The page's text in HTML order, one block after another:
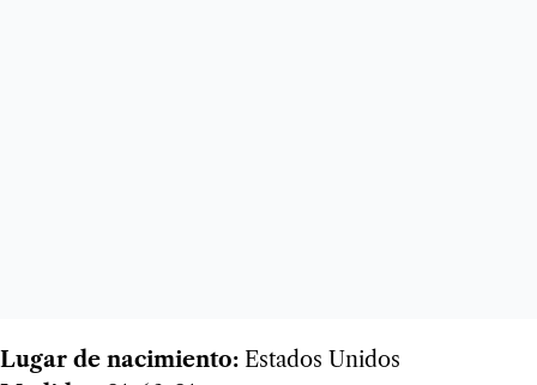
Lugar de nacimiento: Estados Unidos